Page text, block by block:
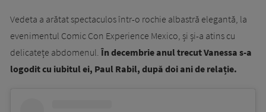
Vedeta a arătat spectaculos într-o rochie albastră elegantă, la
evenimentul Comic Con Experience Mexico, și și-a atins cu
delicatețe abdomenul. În decembrie anul trecut Vanessa s-a
logodit cu iubitul ei, Paul Rabil, după doi ani de relație.